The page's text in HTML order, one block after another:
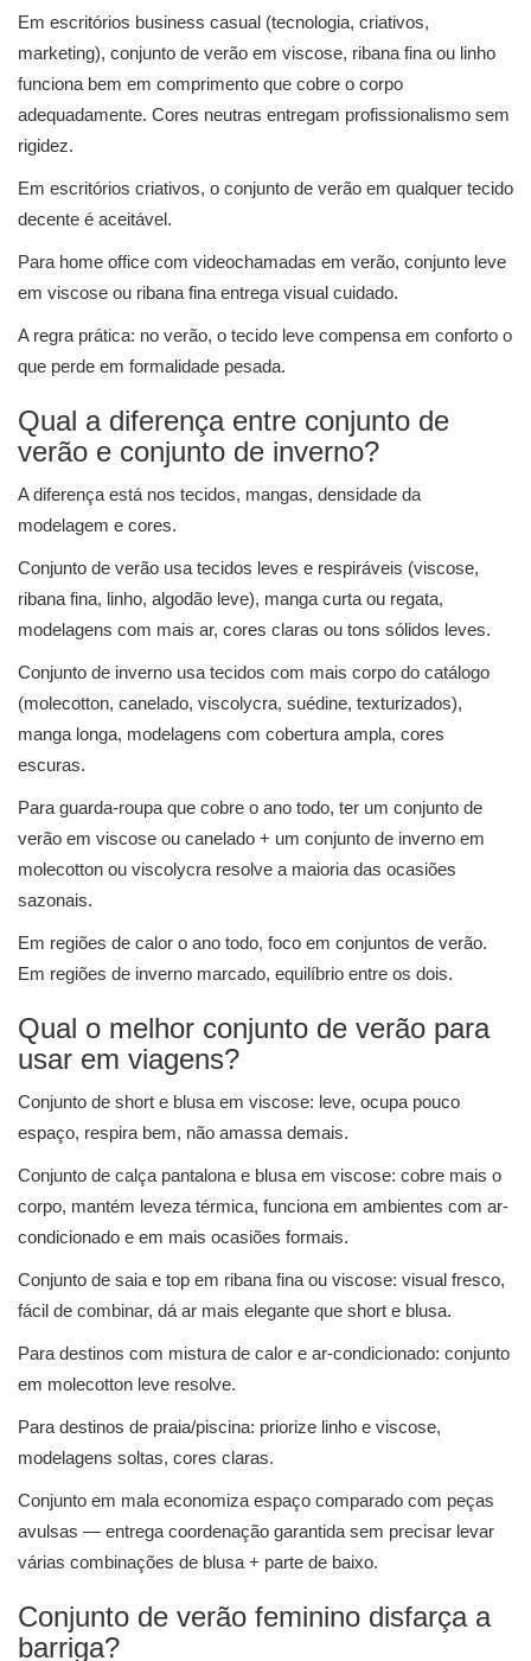
Em escritórios business casual (tecnologia, criativos,
marketing), conjunto de verão em viscose, ribana fina ou linho
funciona bem em comprimento que cobre o corpo
adequadamente. Cores neutras entregam profissionalismo sem
rigidez.
Em escritórios criativos, o conjunto de verão em qualquer tecido
decente é aceitável.
Para home office com videochamadas em verão, conjunto leve
em viscose ou ribana fina entrega visual cuidado.
A regra prática: no verão, o tecido leve compensa em conforto o
que perde em formalidade pesada.
Qual a diferença entre conjunto de
verão e conjunto de inverno?
A diferença está nos tecidos, mangas, densidade da
modelagem e cores.
Conjunto de verão usa tecidos leves e respiráveis (viscose,
ribana fina, linho, algodão leve), manga curta ou regata,
modelagens com mais ar, cores claras ou tons sólidos leves.
Conjunto de inverno usa tecidos com mais corpo do catálogo
(molecotton, canelado, viscolycra, suédine, texturizados),
manga longa, modelagens com cobertura ampla, cores
escuras.
Para guarda-roupa que cobre o ano todo, ter um conjunto de
verão em viscose ou canelado + um conjunto de inverno em
molecotton ou viscolycra resolve a maioria das ocasiões
sazonais.
Em regiões de calor o ano todo, foco em conjuntos de verão.
Em regiões de inverno marcado, equilíbrio entre os dois.
Qual o melhor conjunto de verão para
usar em viagens?
Conjunto de short e blusa em viscose: leve, ocupa pouco
espaço, respira bem, não amassa demais.
Conjunto de calça pantalona e blusa em viscose: cobre mais o
corpo, mantém leveza térmica, funciona em ambientes com ar-
condicionado e em mais ocasiões formais.
Conjunto de saia e top em ribana fina ou viscose: visual fresco,
fácil de combinar, dá ar mais elegante que short e blusa.
Para destinos com mistura de calor e ar-condicionado: conjunto
em molecotton leve resolve.
Para destinos de praia/piscina: priorize linho e viscose,
modelagens soltas, cores claras.
Conjunto em mala economiza espaço comparado com peças
avulsas — entrega coordenação garantida sem precisar levar
várias combinações de blusa + parte de baixo.
Conjunto de verão feminino disfarça a
barriga?